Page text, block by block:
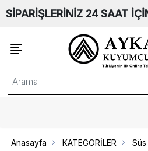
SİPARİŞLERİNİZ 24 SAAT
Anasayfa KATEGORİLER Süs